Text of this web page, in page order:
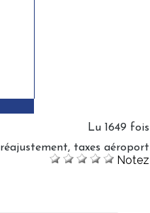
Lu 1649 fois
réajustement, taxes aéroport
Notez